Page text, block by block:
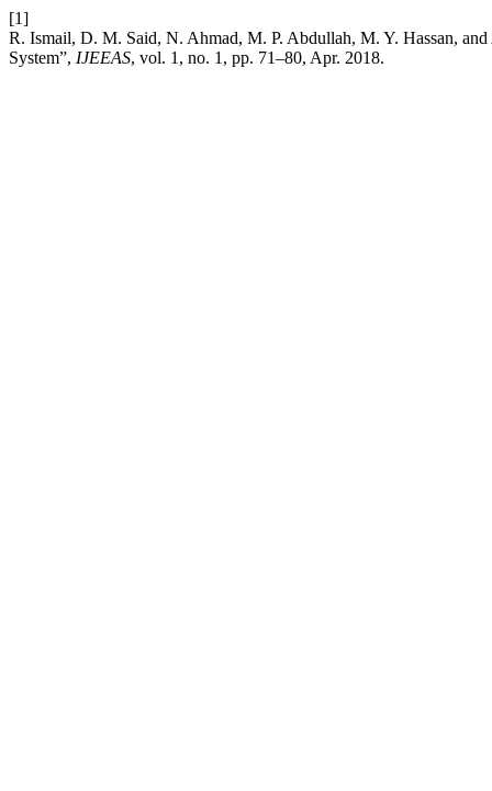
[1]
R. Ismail, D. M. Said, N. Ahmad, M. P. Abdullah, M. Y. Hassan,
System”, IJEEAS, vol. 1, no. 1, pp. 71–80, Apr. 2018.